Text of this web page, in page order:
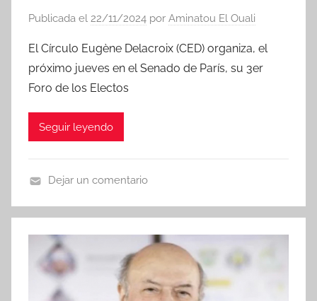
Publicada el 22/11/2024 por Aminatou El Ouali
El Círculo Eugène Delacroix (CED) organiza, el
próximo jueves en el Senado de París, su 3er
Foro de los Electos
Seguir leyendo
o
t
Dejar un comentario